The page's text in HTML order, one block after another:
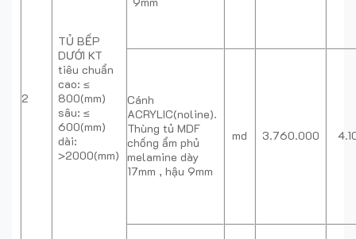
2
TỦ BẾP
DƯỚI KT
tiêu chuẩn
cao: ≤
800(mm)
sâu: ≤
600(mm)
dài:
>2000(mm)
Cánh
ACRYLIC(noline).
Thùng tủ MDF
chống ẩm phủ
melamine dày
17mm , hậu 9mm
md 3.760.000